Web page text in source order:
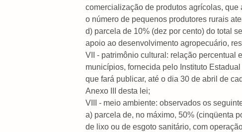
comercialização de produtos agrícolas,
o número de pequenos produtores rurais
d) parcela de 10% (dez por cento) do total
apoio ao desenvolvimento agropecuário,
VII - patrimônio cultural: relação percentual
municípios, fornecida pelo Instituto
que fará publicar, até o dia 30 de abril de
Anexo III desta lei;
VIII - meio ambiente: observados os
a) parcela de, no máximo, 50% (cinqüenta
de lixo ou de esgoto sanitário, com